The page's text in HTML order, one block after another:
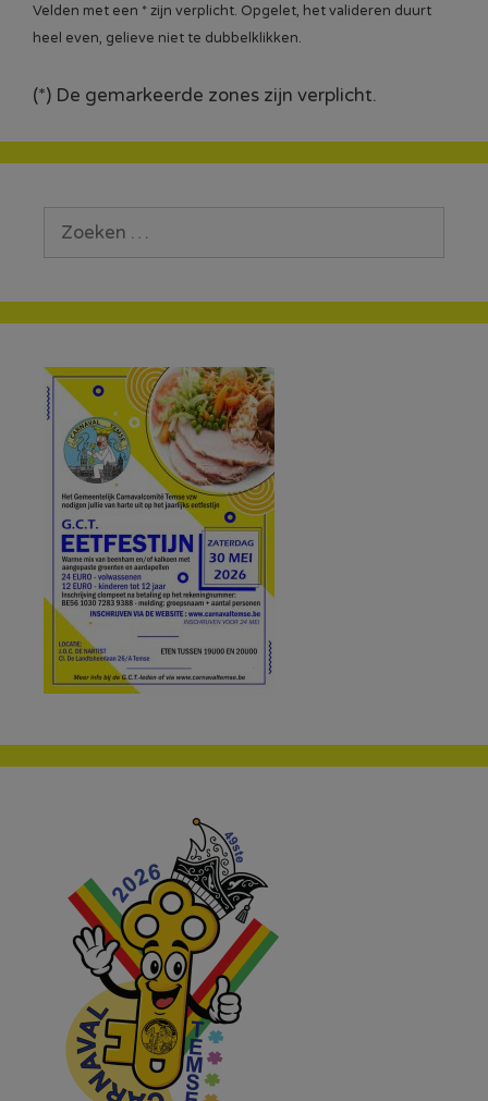
Velden met een * zijn verplicht. Opgelet, het valideren duurt
heel even, gelieve niet te dubbelklikken.
(*) De gemarkeerde zones zijn verplicht.
Zoek